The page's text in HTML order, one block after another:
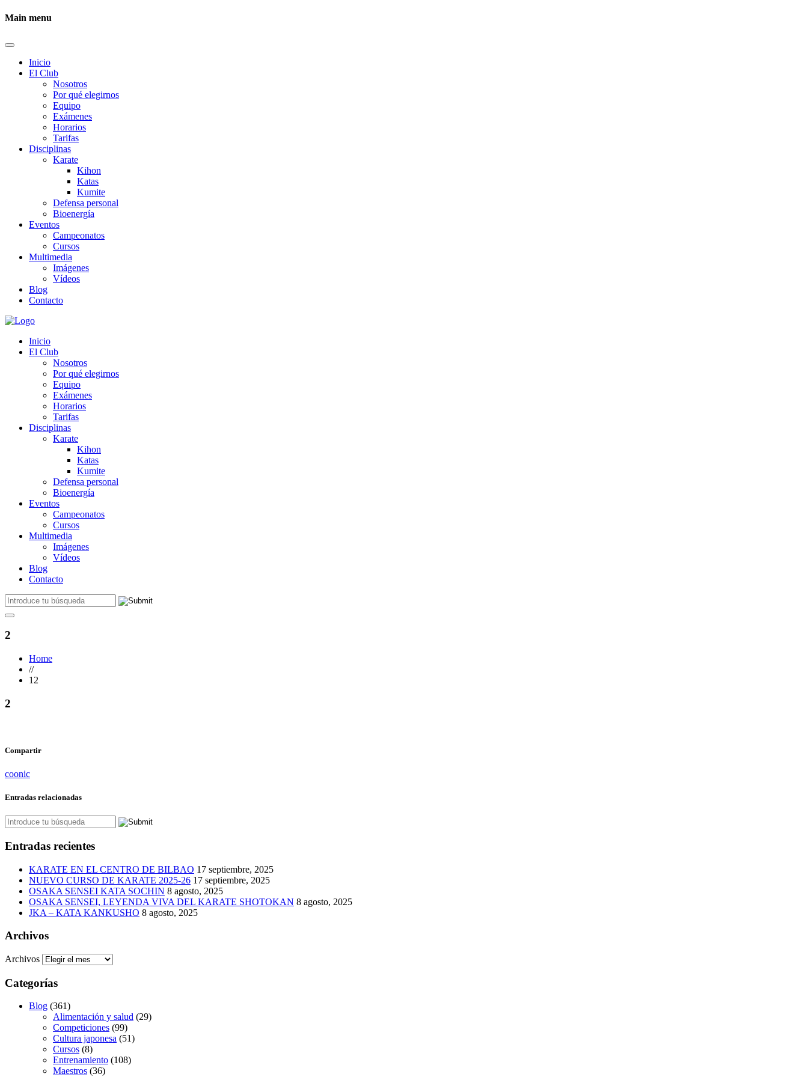
Main menu
Inicio
El Club
Nosotros
Por qué elegirnos
Equipo
Exámenes
Horarios
Tarifas
Disciplinas
Karate
Kihon
Katas
Kumite
Defensa personal
Bioenergía
Eventos
Campeonatos
Cursos
Multimedia
Imágenes
Vídeos
Blog
Contacto
Inicio
El Club
Nosotros
Por qué elegirnos
Equipo
Exámenes
Horarios
Tarifas
Disciplinas
Karate
Kihon
Katas
Kumite
Defensa personal
Bioenergía
Eventos
Campeonatos
Cursos
Multimedia
Imágenes
Vídeos
Blog
Contacto
2
Home
//
12
2
Compartir
coonic
Entradas relacionadas
Entradas recientes
KARATE EN EL CENTRO DE BILBAO 17 septiembre, 2025
NUEVO CURSO DE KARATE 2025-26 17 septiembre, 2025
OSAKA SENSEI KATA SOCHIN 8 agosto, 2025
OSAKA SENSEI, LEYENDA VIVA DEL KARATE SHOTOKAN 8 agosto, 2025
JKA – KATA KANKUSHO 8 agosto, 2025
Archivos
Archivos
Categorías
Blog (361)
Alimentación y salud (29)
Competiciones (99)
Cultura japonesa (51)
Cursos (8)
Entrenamiento (108)
Maestros (36)